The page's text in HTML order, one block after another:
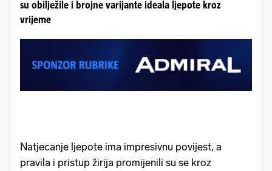
su obilježile i brojne varijante ideala ljepote kroz
vrijeme
Natjecanje ljepote ima impresivnu povijest, a
pravila i pristup žirija promijenili su se kroz